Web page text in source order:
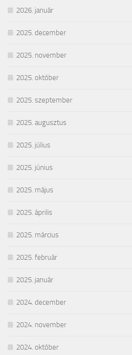
2026. január
2025. december
2025. november
2025. október
2025. szeptember
2025. augusztus
2025. július
2025. június
2025. május
2025. április
2025. március
2025. február
2025. január
2024. december
2024. november
2024. október